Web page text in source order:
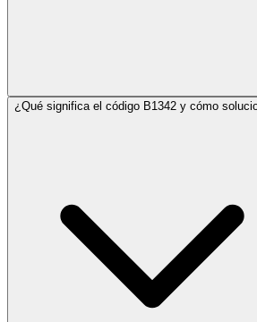
¿Qué significa el código B1342 y cómo